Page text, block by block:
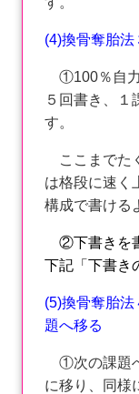
(4)換骨奪胎法
①100％自力
５回書き、１
す。
ここまでた
は格段に速く
構成で書ける
②下書きを書
下記「下書き
(5)換骨奪胎
題へ移る
①次の課題
に移り、同様